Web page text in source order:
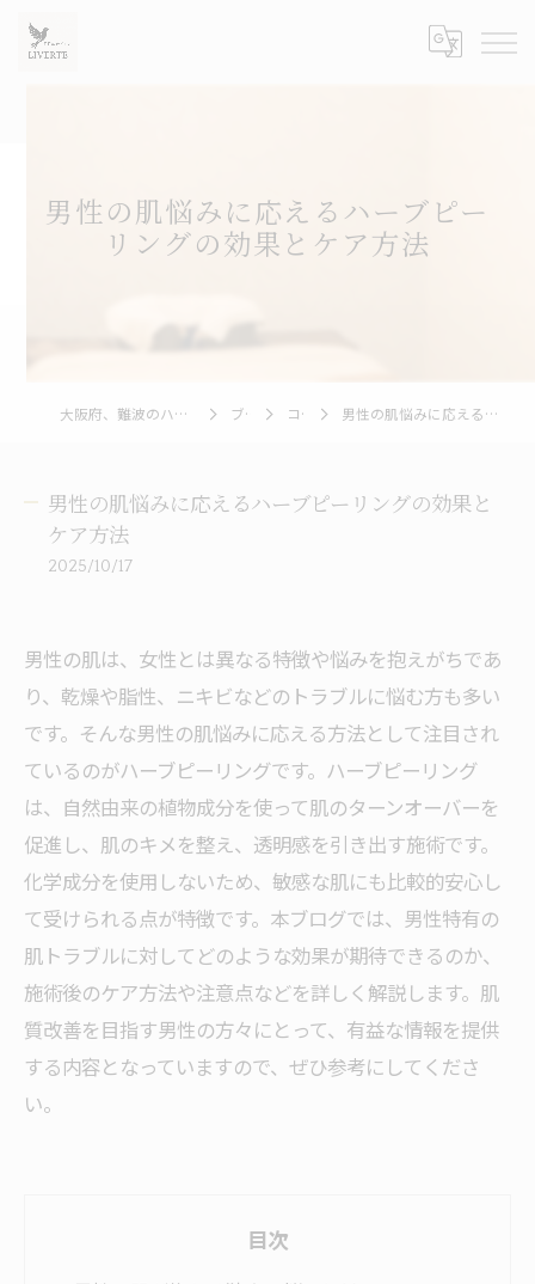
男性の肌悩みに応えるハーブピー
リングの効果とケア方法
大阪府、難波のハーブピーリングならLIVERTE ブログ コラム 男性の肌悩みに応えるハーブピーリングの効果とケア方法
男性の肌悩みに応えるハーブピーリングの効果と
ケア方法
2025/10/17
男性の肌は、女性とは異なる特徴や悩みを抱えがちであ
り、乾燥や脂性、ニキビなどのトラブルに悩む方も多い
です。そんな男性の肌悩みに応える方法として注目され
ているのがハーブピーリングです。ハーブピーリング
は、自然由来の植物成分を使って肌のターンオーバーを
促進し、肌のキメを整え、透明感を引き出す施術です。
化学成分を使用しないため、敏感な肌にも比較的安心し
て受けられる点が特徴です。本ブログでは、男性特有の
肌トラブルに対してどのような効果が期待できるのか、
施術後のケア方法や注意点などを詳しく解説します。肌
質改善を目指す男性の方々にとって、有益な情報を提供
する内容となっていますので、ぜひ参考にしてくださ
い。
目次